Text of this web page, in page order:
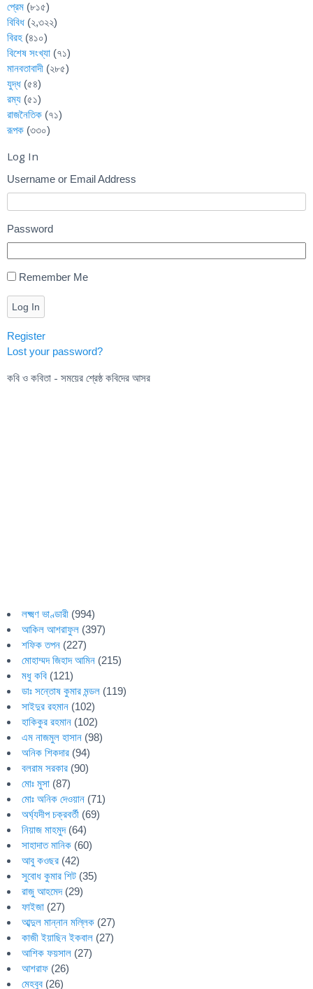
প্রেম (৮১৫)
বিবিধ (২,৩২২)
বিরহ (৪১০)
বিশেষ সংখ্যা (৭১)
মানবতাবাদী (২৮৫)
যুদ্ধ (৫৪)
রম্য (৫১)
রাজনৈতিক (৭১)
রূপক (৩৩০)
Log In
Username or Email Address
Password
Remember Me
Log In
Register
Lost your password?
কবি ও কবিতা - সময়ের শ্রেষ্ঠ কবিদের আসর
লক্ষ্মণ ভাণ্ডারী (994)
আকিল আশরাফুল (397)
শফিক তপন (227)
মোহাম্মদ জিহাদ আমিন (215)
মধু কবি (121)
ডাঃ সন্তোষ কুমার মন্ডল (119)
সাইদুর রহমান (102)
হাকিকুর রহমান (102)
এম নাজমুল হাসান (98)
অনিক শিকদার (94)
বলরাম সরকার (90)
মোঃ মুসা (87)
মোঃ অনিক দেওয়ান (71)
অর্ঘ্যদীপ চক্রবর্তী (69)
নিয়াজ মাহমুদ(64)
সাহাদাত মানিক (60)
আবু কওছর (42)
সুবোধ কুমার শিট (35)
রাজু আহমেদ(29)
ফাইজা (27)
আব্দুল মান্নান মল্লিক (27)
কাজী ইয়াছিন ইকবাল (27)
আশিক ফয়সাল (27)
আশরাফ (26)
মেহবুব (26)